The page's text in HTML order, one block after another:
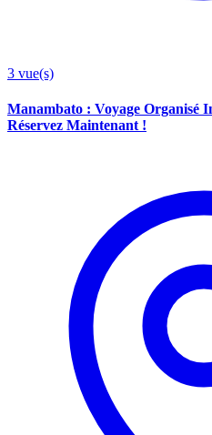
3 vue(s)
Manambato : Voyage Organisé
Réservez Maintenant !